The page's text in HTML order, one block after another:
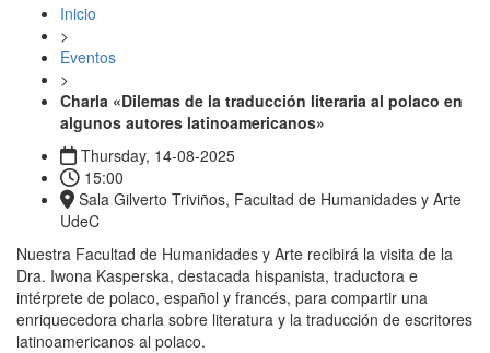
Inicio
>
Eventos
>
Charla «Dilemas de la traducción literaria al polaco en
algunos autores latinoamericanos»
Thursday, 14-08-2025
15:00
Sala Gilverto Triviños, Facultad de Humanidades y Arte
UdeC
Nuestra Facultad de Humanidades y Arte recibirá la visita de la
Dra. Iwona Kasperska, destacada hispanista, traductora e
intérprete de polaco, español y francés, para compartir una
enriquecedora charla sobre literatura y la traducción de escritores
latinoamericanos al polaco.